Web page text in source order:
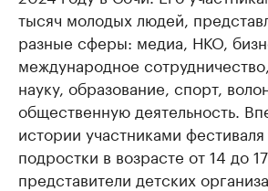
тысяч молодых людей,
разные сферы: медиа, НКО,
международное сотрудничество,
науку, образование, спорт,
общественную деятельность.
истории участниками фестиваля
подростки в возрасте от 14 до
представители детских